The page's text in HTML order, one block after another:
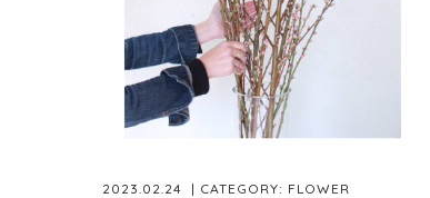
2023.02.24 | CATEGORY: FLOWER